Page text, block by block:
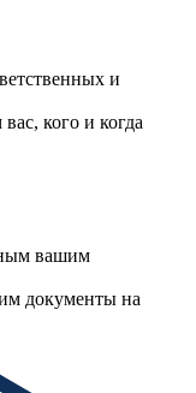
и
кого и когда
вашим
документы на